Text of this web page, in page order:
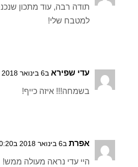
תודה רבה, עוד מתכון
למטבח שלי!
עדי שפירא ב6 בינואר 2018 ב7:54
בשמחה!!! איזה כייף!
אפרת ב6 בינואר 2018 ב10:20
היי עדי נראה מעולה ממש!